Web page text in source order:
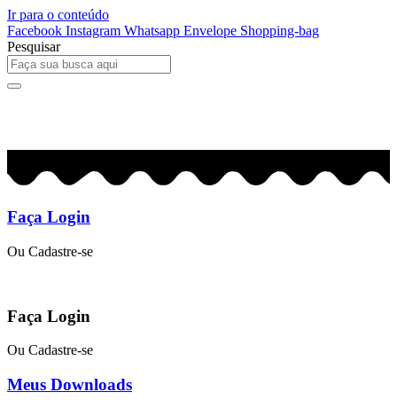
Ir para o conteúdo
Facebook Instagram Whatsapp Envelope Shopping-bag
Pesquisar
Faça Login
Ou Cadastre-se
Faça Login
Ou Cadastre-se
Meus Downloads